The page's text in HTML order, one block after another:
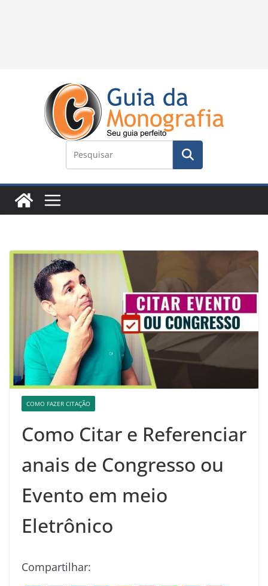
COMO FAZER CITAÇÃO
Como Citar e Referenciar
anais de Congresso ou
Evento em meio
Eletrônico
Compartilhar: